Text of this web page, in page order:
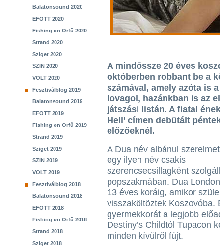
Balatonsound 2020
EFOTT 2020
Fishing on Orfű 2020
Strand 2020
Sziget 2020
SZIN 2020
VOLT 2020
Fesztiválblog 2019
Balatonsound 2019
EFOTT 2019
Fishing on Orfű 2019
Strand 2019
Sziget 2019
SZIN 2019
VOLT 2019
Fesztiválblog 2018
Balatonsound 2018
EFOTT 2018
Fishing on Orfű 2018
Strand 2018
Sziget 2018
A mindössze 20 éves
októberben robbant be a
számával, amely azóta is
lovagol, hazánkban is az
játszási listán. A fiatal
Hell’ címen debütált
előzőeknél.
A Dua név albánul
egy ilyen név csakis
szerencsecsillagként
popszakmában. Dua
13 éves koráig, amikor
visszaköltöztek Koszovóba.
gyermekkorát a legjobb
Destiny’s Childtól Tupacon
minden kívülről fújt.